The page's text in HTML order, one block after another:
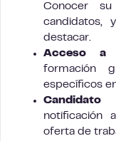
Conocer
candidatos,
destacar.
Acceso a
formación
específicos
Candidato
notificación
oferta de